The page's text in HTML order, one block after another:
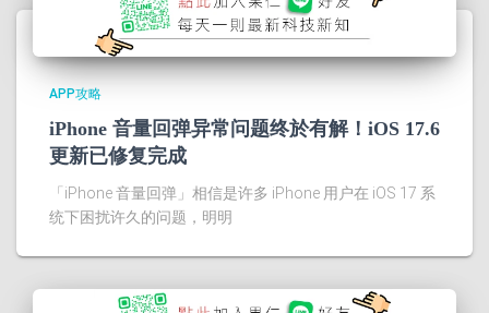
APP攻略
iPhone 音量回弹异常问题终於有解！iOS 17.6
更新已修复完成
「iPhone 音量回弹」相信是许多 iPhone 用户在 iOS 17 系
统下困扰许久的问题，明明